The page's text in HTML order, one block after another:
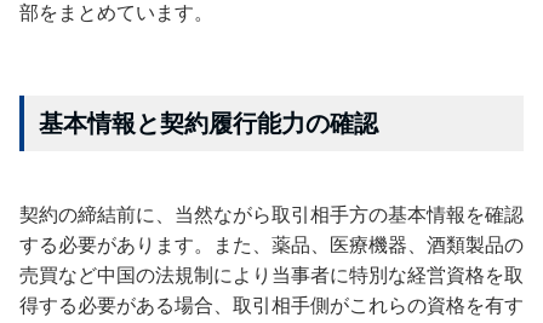
部をまとめています。
基本情報と契約履行能力の確認
契約の締結前に、当然ながら取引相手方の基本情報を確認
する必要があります。また、薬品、医療機器、酒類製品の
売買など中国の法規制により当事者に特別な経営資格を取
得する必要がある場合、取引相手側がこれらの資格を有す